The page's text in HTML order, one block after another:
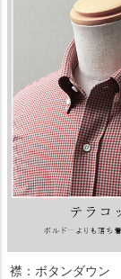
襟：ボタンダウン